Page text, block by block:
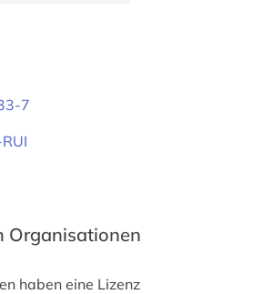
7
Organisationen
haben eine Lizenz